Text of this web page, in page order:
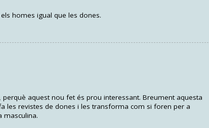
homes igual que les dones.
perquè aquest nou fet és prou interessant. Breument aquesta
les revistes de dones i les transforma com si foren per a
masculina.